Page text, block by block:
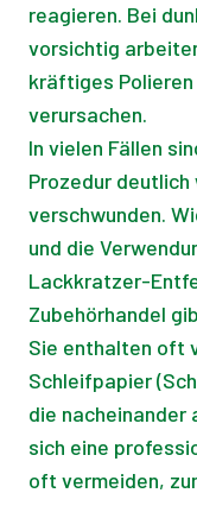
reagieren. Bei
vorsichtig
kräftiges
verursachen.
In vielen Fällen
Prozedur
verschwunden.
und die
Lackkratzer-
Zubehörhandel
Sie enthalten oft
Schleifpapier
die nacheinander
sich eine
oft vermeiden,